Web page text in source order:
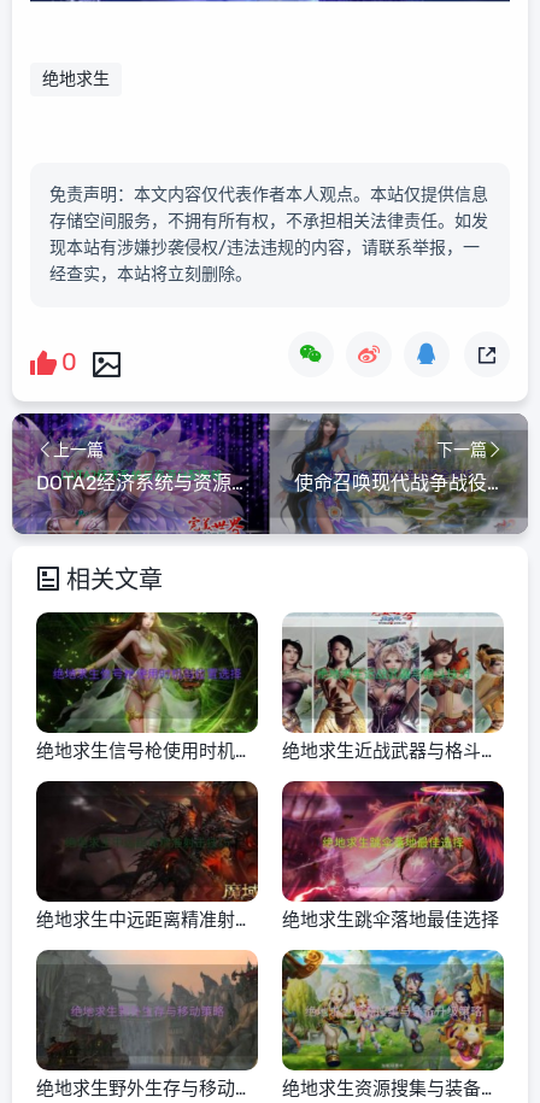
绝地求生
免责声明：本文内容仅代表作者本人观点。本站仅提供信息
存储空间服务，不拥有所有权，不承担相关法律责任。如发
现本站有涉嫌抄袭侵权/违法违规的内容，请联系举报，一
经查实，本站将立刻删除。
0
上一篇
DOTA2经济系统与资源分配策略
下一篇
使命召唤现代战争战役全解析
相关文章
绝地求生信号枪使用时机与
位置选择
绝地求生近战武器与格斗技
巧
绝地求生中远距离精准射击
技巧
绝地求生跳伞落地最佳选择
绝地求生野外生存与移动策 绝地求生资源搜集与装备升